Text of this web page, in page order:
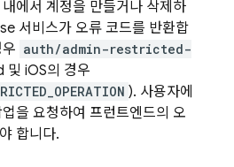
에서 계정을 만들거나 삭제하
서비스가 오류 코드를 반환합
auth/admin-restricted-
및 iOS의 경우
). 사용자에
을 요청하여 프런트엔드의 오
합니다.